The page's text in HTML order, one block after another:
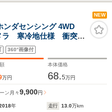
NEW
ンダセンシング 4WD
ラ 寒冷地仕様 衝突軽
ロール 禁煙車 シー
コン オートライト
360°画像付
万円
本体価格
68.5万円
ン 月々9,900円
年 走行 13.0万km